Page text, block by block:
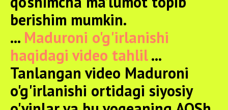
berishim mumkin.
... Maduroni o'g'irlanishi
haqidagi video tahlil...
Tanlangan video Maduroni
o'g'irlanishi ortidagi siyosiy